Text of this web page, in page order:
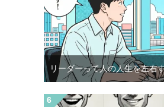
リーダーって人の人生を左右